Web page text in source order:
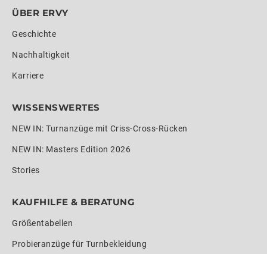
ÜBER ERVY
Geschichte
Nachhaltigkeit
Karriere
WISSENSWERTES
NEW IN: Turnanzüge mit Criss-Cross-Rücken
NEW IN: Masters Edition 2026
Stories
KAUFHILFE & BERATUNG
Größentabellen
Probieranzüge für Turnbekleidung